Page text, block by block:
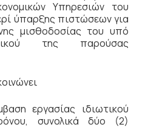
Υπηρεσιών του
ύπαρξης πιστώσεων για
μισθοδοσίας του υπό
της παρούσας
εργασίας ιδιωτικού
συνολικά δύο (2)